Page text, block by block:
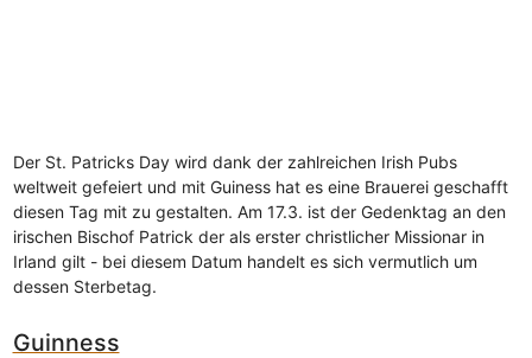
Der St. Patricks Day wird dank der zahlreichen Irish Pubs
weltweit gefeiert und mit Guiness hat es eine Brauerei geschafft
diesen Tag mit zu gestalten. Am 17.3. ist der Gedenktag an den
irischen Bischof Patrick der als erster christlicher Missionar in
Irland gilt - bei diesem Datum handelt es sich vermutlich um
dessen Sterbetag.
Guinness